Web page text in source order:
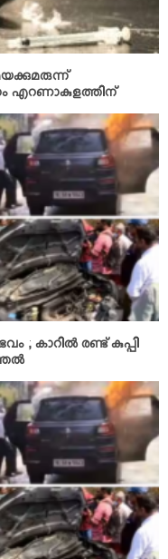
എറണാകുളത്തിന്
; കാറില്‍ രണ്ട് കുപ്പി